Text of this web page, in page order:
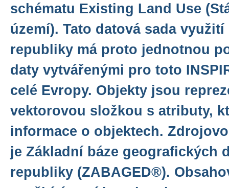
schématu Existing Land Use
území). Tato datová sada využití
republiky má proto jednotnou
daty vytvářenými pro toto
celé Evropy. Objekty jsou
vektorovou složkou s atributy,
informace o objektech.
je Základní báze geografických
republiky (ZABAGED®).